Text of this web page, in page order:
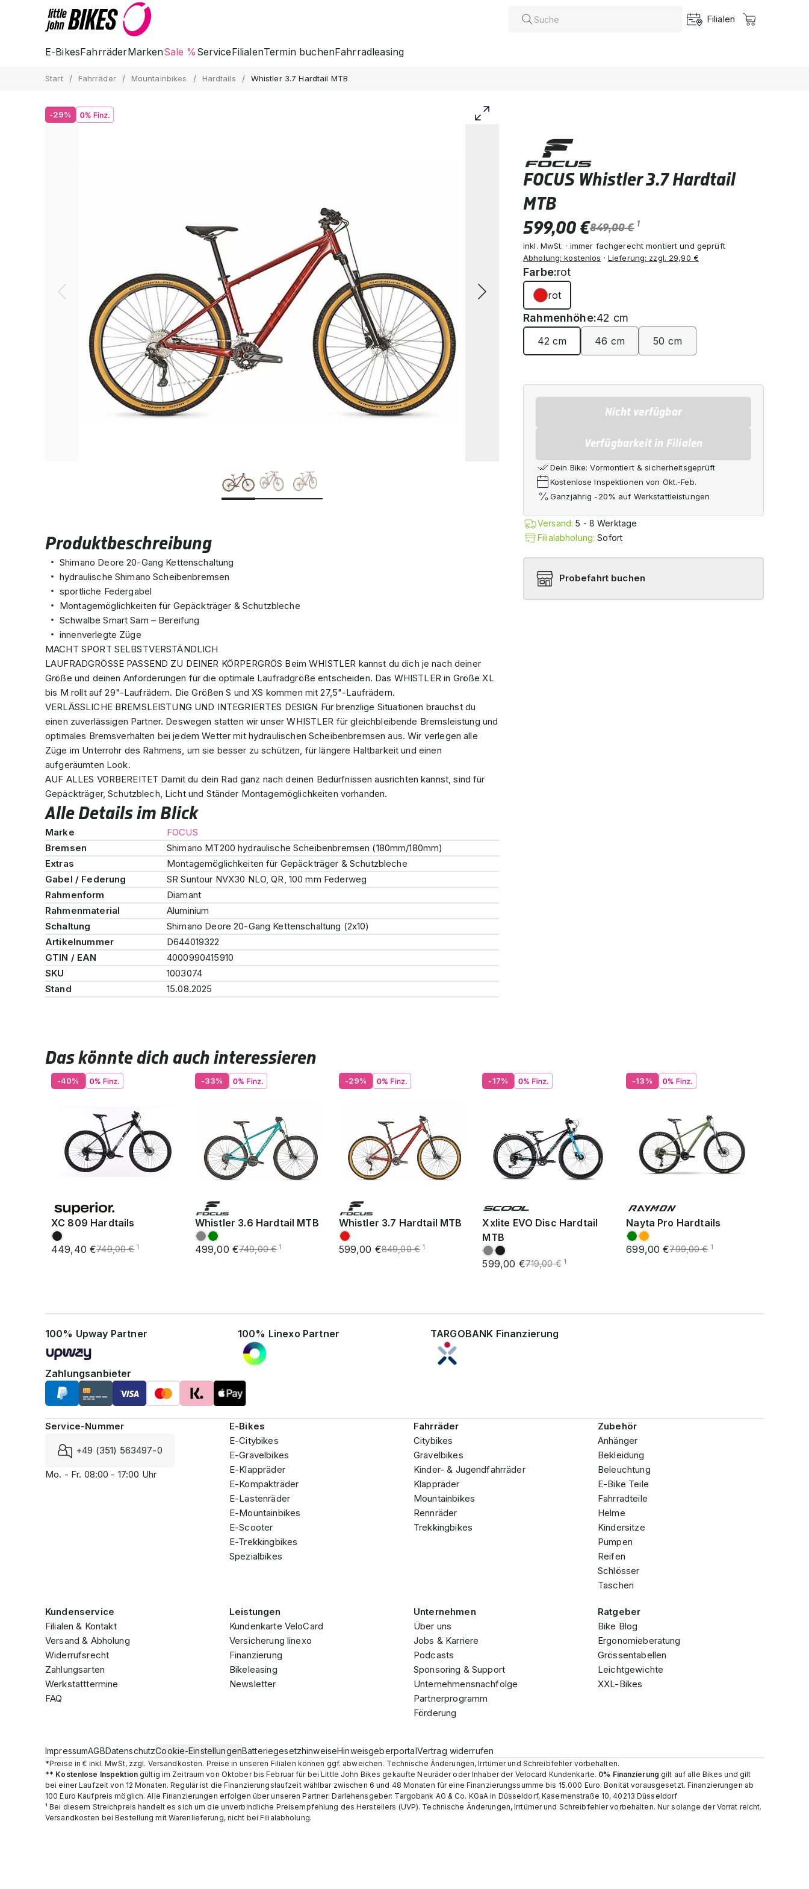
Filialen
E-BikesFahrräderMarkenSale % ServiceFilialenTermin buchenFahrradleasing
Start / Fahrräder / Mountainbikes / Hardtails / Whistler 3.7 Hardtail MTB
-29%
Produktbeschreibung
Shimano Deore 20-Gang Kettenschaltung
hydraulische Shimano Scheibenbremsen
sportliche Federgabel
Montagemöglichkeiten für Gepäckträger & Schutzbleche
Schwalbe Smart Sam – Bereifung
innenverlegte Züge
MACHT SPORT SELBSTVERSTÄNDLICH
LAUFRADGRÖSSE PASSEND ZU DEINER KÖRPERGRÖS Beim WHISTLER kannst du dich je nach deiner
Größe und deinen Anforderungen für die optimale Laufradgröße entscheiden. Das WHISTLER in Größe XL
bis M rollt auf 29"-Laufrädern. Die Größen S und XS kommen mit 27,5"-Laufrädern.
VERLÄSSLICHE BREMSLEISTUNG UND INTEGRIERTES DESIGN Für brenzlige Situationen brauchst du
einen zuverlässigen Partner. Deswegen statten wir unser WHISTLER für gleichbleibende Bremsleistung und
optimales Bremsverhalten bei jedem Wetter mit hydraulischen Scheibenbremsen aus. Wir verlegen alle
Züge im Unterrohr des Rahmens, um sie besser zu schützen, für längere Haltbarkeit und einen
aufgeräumten Look.
AUF ALLES VORBEREITET Damit du dein Rad ganz nach deinen Bedürfnissen ausrichten kannst, sind für
Gepäckträger, Schutzblech, Licht und Ständer Montagemöglichkeiten vorhanden.
Alle Details im Blick
Marke
FOCUS
Bremsen
Shimano MT200 hydraulische Scheibenbremsen (180mm/180mm)
Extras
Montagemöglichkeiten für Gepäckträger & Schutzbleche
Gabel / Federung
SR Suntour NVX30 NLO, QR, 100 mm Federweg
Rahmenform
Diamant
Rahmenmaterial
Aluminium
Schaltung
Shimano Deore 20-Gang Kettenschaltung (2x10)
Artikelnummer
D644019322
GTIN / EAN
4000990415910
SKU
1003074
Stand
15.08.2025
FOCUS Whistler 3.7 Hardtail
MTB
599,00 €849,00 € 1
inkl. MwSt. · immer fachgerecht montiert und geprüft
Abholung: kostenlos · Lieferung: zzgl. 29,90 €
Farbe:rot
rot
Rahmenhöhe:42 cm
42 cm 46 cm 50 cm
Nicht verfügbar
Verfügbarkeit in Filialen
Dein Bike: Vormontiert & sicherheitsgeprüft
Kostenlose Inspektionen von Okt.-Feb.
Ganzjährig -20% auf Werkstattleistungen
Versand:5 - 8 Werktage
Filialabholung:Sofort
Probefahrt buchen
Das könnte dich auch interessieren
-40%
XC 809 Hardtails
449,40 €749,00 € 1
-33%
Whistler 3.6 Hardtail MTB
499,00 €749,00 € 1
-29%
Whistler 3.7 Hardtail MTB
599,00 €849,00 € 1
-17%
Xxlite EVO Disc Hardtail
MTB
599,00 €719,00 € 1
-13%
Nayta Pro Hardtails
699,00 €799,00 € 1
100% Upway Partner 100% Linexo Partner TARGOBANK Finanzierung
Zahlungsanbieter
Service-Nummer
+49 (351) 563497-0
Mo. - Fr. 08:00 - 17:00 Uhr
E-Bikes
E-Citybikes
E-Gravelbikes
E-Klappräder
E-Kompakträder
E-Lastenräder
E-Mountainbikes
E-Scooter
E-Trekkingbikes
Spezialbikes
Fahrräder
Citybikes
Gravelbikes
Kinder- & Jugendfahrräder
Klappräder
Mountainbikes
Rennräder
Trekkingbikes
Zubehör
Anhänger
Bekleidung
Beleuchtung
E-Bike Teile
Fahrradteile
Helme
Kindersitze
Pumpen
Reifen
Schlösser
Taschen
Kundenservice
Filialen & Kontakt
Versand & Abholung
Widerrufsrecht
Zahlungsarten
Werkstatttermine
FAQ
Leistungen
Kundenkarte VeloCard
Versicherung linexo
Finanzierung
Bikeleasing
Newsletter
Unternehmen
Über uns
Jobs & Karriere
Podcasts
Sponsoring & Support
Unternehmensnachfolge
Partnerprogramm
Förderung
Ratgeber
Bike Blog
Ergonomieberatung
Grössentabellen
Leichtgewichte
XXL-Bikes
ImpressumAGBDatenschutzCookie-EinstellungenBatteriegesetzhinweiseHinweisgeberportalVertrag widerrufen
*Preise in € inkl. MwSt, zzgl. Versandkosten. Preise in unseren Filialen können ggf. abweichen. Technische Änderungen, Irrtümer und Schreibfehler vorbehalten.
** Kostenlose Inspektiongültig im Zeitraum von Oktober bis Februar für bei Little John Bikes gekaufte Neuräder oder Inhaber der Velocard Kundenkarte. 0% Finanzierung gilt auf alle Bikes und gilt
bei einer Laufzeit von 12 Monaten. Regulär ist die Finanzierungslaufzeit wählbar zwischen 6 und 48 Monaten für eine Finanzierungssumme bis 15.000 Euro. Bonität vorausgesetzt. Finanzierungen ab
100 Euro Kaufpreis möglich. Alle Finanzierungen erfolgen über unseren Partner: Darlehensgeber: Targobank AG & Co. KGaA in Düsseldorf, Kasernenstraße 10, 40213 Düsseldorf
¹ Bei diesem Streichpreis handelt es sich um die unverbindliche Preisempfehlung des Herstellers (UVP). Technische Änderungen, Irrtümer und Schreibfehler vorbehalten. Nur solange der Vorrat reicht.​
Versandkosten bei Bestellung mit Warenlieferung, nicht bei Filialabholung.